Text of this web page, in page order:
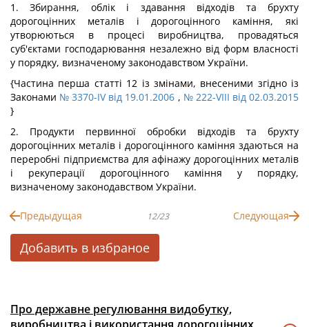
1. Збирання, облік і здавання відходів та брухту
дорогоцінних металів і дорогоцінного каміння, які
утворюються в процесі виробництва, провадяться
суб'єктами господарювання незалежно від форм власності
у порядку, визначеному законодавством України.
{Частина перша статті 12 із змінами, внесеними згідно із
Законами № 3370-IV від 19.01.2006 , № 222-VIII від 02.03.2015
}
2. Продукти первинної обробки відходів та брухту
дорогоцінних металів і дорогоцінного каміння здаються на
переробні підприємства для афінажу дорогоцінних металів
і рекуперації дорогоцінного каміння у порядку,
визначеному законодавством України.
Предыдущая 12/23 Следующая
Добавить в избраное
Про державне регулювання видобутку,